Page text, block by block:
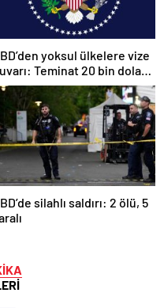
yoksul ülkelere vize
Teminat 20 bin dolara
silahlı saldırı: 2 ölü, 5